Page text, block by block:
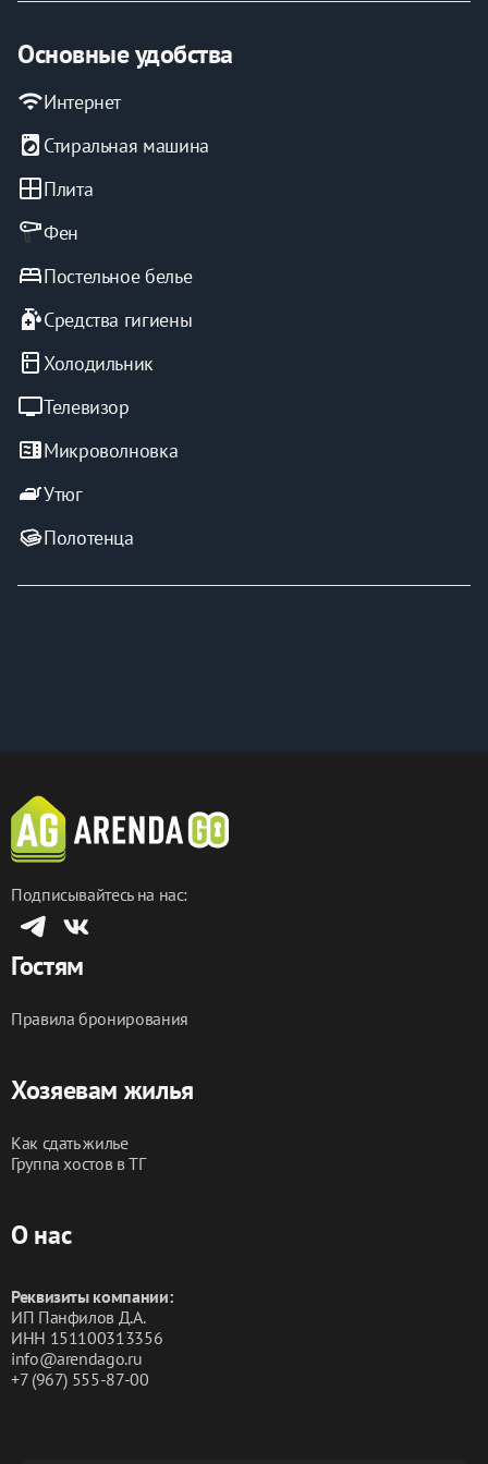
Основные удобства
wifiИнтернет
local_laundry_service Стиральная машина
windowПлита
Фен
bedПостельное белье
sanitizerСредства гигиены
kitchen Холодильник
tvТелевизор
microwaveМикроволновка
ironУтюг
Полотенца
Подписывайтесь на нас:
Гостям
Правила бронирования
Хозяевам жилья
Как сдать жилье
Группа хостов в ТГ
О нас
Реквизиты компании:
ИП Панфилов Д.А.
ИНН 151100313356
info@arendago.ru
+7 (967) 555-87-00